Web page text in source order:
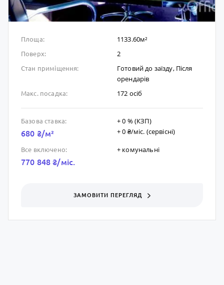
Площа: 1133.60м²
Поверх: 2
Стан приміщення:
Готовий до заïзду, Після
орендарів
Макс. посадка: 172 осіб
Базова ставка:
680 ₴/м²
+ 0 % (КЗП)
+ 0 ₴/мic. (сервісні)
Все включено:
770 848 ₴/мic.
+ комунальні
ЗАМОВИТИ ПЕРЕГЛЯД